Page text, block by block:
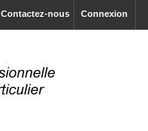
Connexion
Contactez-nous